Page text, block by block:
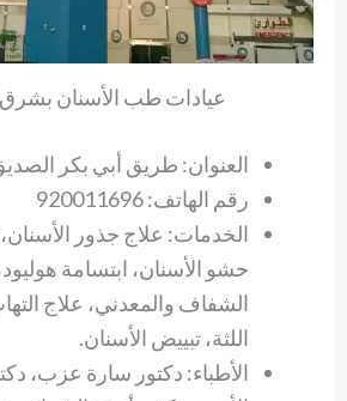
عيادات طب الأسنان
العنوان: طريق أبي بكر
رقم الهاتف: 920011696
الخدمات: علاج جذور
حشو الأسنان، ابتسامة
الشفاف والمعدني، علاج
اللثة، تبييض الأسنان.
الأطباء: دكتور سارة عزب،